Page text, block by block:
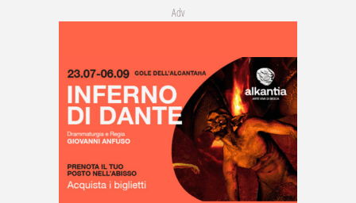
Adv